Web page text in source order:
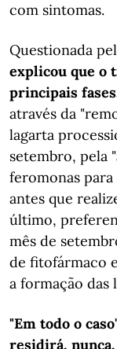
com sintomas.
Questionada
explicou que o
principais
através da
lagarta
setembro, pela
feromonas
antes que
último,
mês de
de fitofármaco
a formação das
"Em todo o
residirá,